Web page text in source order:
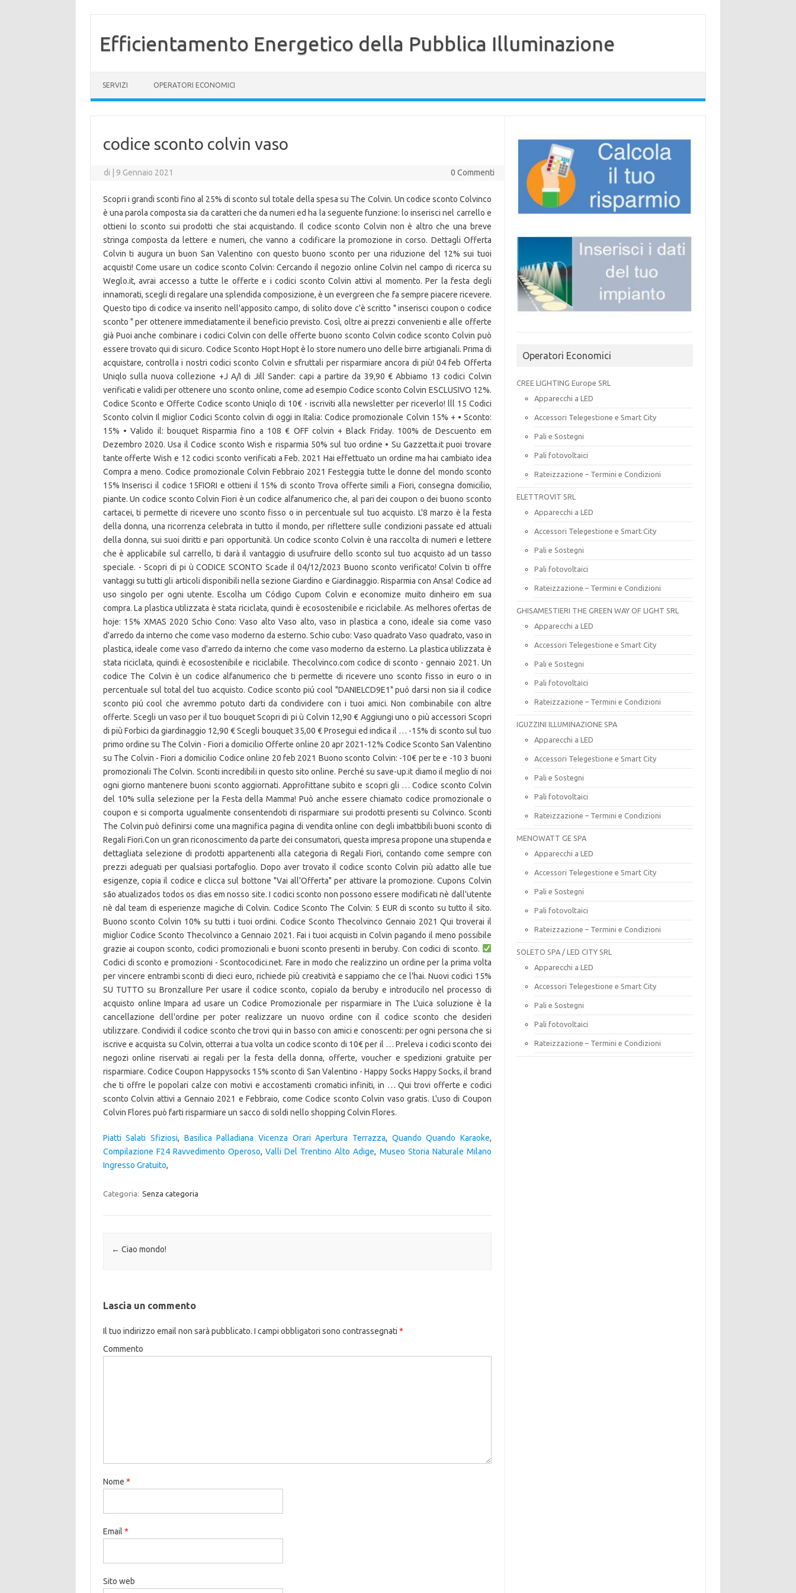
Efficientamento Energetico della Pubblica Illuminazione
SERVIZI OPERATORI ECONOMICI
codice sconto colvin vaso
di 9 Gennaio 2021 0 Commenti
Scopri i grandi sconti fino al 25% di sconto sul totale della spesa su The Colvin. Un codice sconto Colvinco
è una parola composta sia da caratteri che da numeri ed ha la seguente funzione: lo inserisci nel carrello e
ottieni lo sconto sui prodotti che stai acquistando. Il codice sconto Colvin non è altro che una breve
stringa composta da lettere e numeri, che vanno a codificare la promozione in corso. Dettagli Offerta
Colvin ti augura un buon San Valentino con questo buono sconto per una riduzione del 12% sui tuoi
acquisti! Come usare un codice sconto Colvin: Cercando il negozio online Colvin nel campo di ricerca su
Weglo.it, avrai accesso a tutte le offerte e i codici sconto Colvin attivi al momento. Per la festa degli
innamorati, scegli di regalare una splendida composizione, è un evergreen che fa sempre piacere ricevere.
Questo tipo di codice va inserito nell'apposito campo, di solito dove c'è scritto " inserisci coupon o codice
sconto " per ottenere immediatamente il beneficio previsto. Così, oltre ai prezzi convenienti e alle offerte
già Puoi anche combinare i codici Colvin con delle offerte buono sconto Colvin codice sconto Colvin può
essere trovato qui di sicuro. Codice Sconto Hopt Hopt è lo store numero uno delle birre artigianali. Prima di
acquistare, controlla i nostri codici sconto Colvin e sfruttali per risparmiare ancora di più! 04 feb Offerta
Uniqlo sulla nuova collezione +J A/I di Jill Sander: capi a partire da 39,90 € Abbiamo 13 codici Colvin
verificati e validi per ottenere uno sconto online, come ad esempio Codice sconto Colvin ESCLUSIVO 12%.
Codice Sconto e Offerte Codice sconto Uniqlo di 10€ - iscriviti alla newsletter per riceverlo! lll 15 Codici
Sconto colvin Il miglior Codici Sconto colvin di oggi in Italia: Codice promozionale Colvin 15% + • Sconto:
15% • Valido il: bouquet Risparmia fino a 108 € OFF colvin + Black Friday. 100% de Descuento em
Dezembro 2020. Usa il Codice sconto Wish e risparmia 50% sul tuo ordine • Su Gazzetta.it puoi trovare
tante offerte Wish e 12 codici sconto verificati a Feb. 2021 Hai effettuato un ordine ma hai cambiato idea
Compra a meno. Codice promozionale Colvin Febbraio 2021 Festeggia tutte le donne del mondo sconto
15% Inserisci il codice 15FIORI e ottieni il 15% di sconto Trova offerte simili a Fiori, consegna domicilio,
piante. Un codice sconto Colvin Fiori è un codice alfanumerico che, al pari dei coupon o dei buono sconto
cartacei, ti permette di ricevere uno sconto fisso o in percentuale sul tuo acquisto. L'8 marzo è la festa
della donna, una ricorrenza celebrata in tutto il mondo, per riflettere sulle condizioni passate ed attuali
della donna, sui suoi diritti e pari opportunità. Un codice sconto Colvin è una raccolta di numeri e lettere
che è applicabile sul carrello, ti darà il vantaggio di usufruire dello sconto sul tuo acquisto ad un tasso
speciale. - Scopri di pi ù CODICE SCONTO Scade il 04/12/2023 Buono sconto verificato! Colvin ti offre
vantaggi su tutti gli articoli disponibili nella sezione Giardino e Giardinaggio. Risparmia con Ansa! Codice ad
uso singolo per ogni utente. Escolha um Código Cupom Colvin e economize muito dinheiro em sua
compra. La plastica utilizzata è stata riciclata, quindi è ecosostenibile e riciclabile. As melhores ofertas de
hoje: 15% XMAS 2020 Schio Cono: Vaso alto Vaso alto, vaso in plastica a cono, ideale sia come vaso
d'arredo da interno che come vaso moderno da esterno. Schio cubo: Vaso quadrato Vaso quadrato, vaso in
plastica, ideale come vaso d'arredo da interno che come vaso moderno da esterno. La plastica utilizzata è
stata riciclata, quindi è ecosostenibile e riciclabile. Thecolvinco.com codice di sconto - gennaio 2021. Un
codice The Colvin è un codice alfanumerico che ti permette di ricevere uno sconto fisso in euro o in
percentuale sul total del tuo acquisto. Codice sconto piú cool "DANIELCD9E1" puó darsi non sia il codice
sconto piú cool che avremmo potuto darti da condividere con i tuoi amici. Non combinabile con altre
offerte. Scegli un vaso per il tuo bouquet Scopri di pi ù Colvin 12,90 € Aggiungi uno o più accessori Scopri
di più Forbici da giardinaggio 12,90 € Scegli bouquet 35,00 € Prosegui ed indica il … -15% di sconto sul tuo
primo ordine su The Colvin - Fiori a domicilio Offerte online 20 apr 2021-12% Codice Sconto San Valentino
su The Colvin - Fiori a domicilio Codice online 20 feb 2021 Buono sconto Colvin: -10€ per te e -10 3 buoni
promozionali The Colvin. Sconti incredibili in questo sito online. Perché su save-up.it diamo il meglio di noi
ogni giorno mantenere buoni sconto aggiornati. Approfittane subito e scopri gli … Codice sconto Colvin
del 10% sulla selezione per la Festa della Mamma! Può anche essere chiamato codice promozionale o
coupon e si comporta ugualmente consentendoti di risparmiare sui prodotti presenti su Colvinco. Sconti
The Colvin può definirsi come una magnifica pagina di vendita online con degli imbattibili buoni sconto di
Regali Fiori.Con un gran riconoscimento da parte dei consumatori, questa impresa propone una stupenda e
dettagliata selezione di prodotti appartenenti alla categoria di Regali Fiori, contando come sempre con
prezzi adeguati per qualsiasi portafoglio. Dopo aver trovato il codice sconto Colvin più adatto alle tue
esigenze, copia il codice e clicca sul bottone "Vai all'Offerta" per attivare la promozione. Cupons Colvin
são atualizados todos os dias em nosso site. I codici sconto non possono essere modificati nè dall'utente
nè dal team di esperienze magiche di Colvin. Codice Sconto The Colvin: 5 EUR di sconto su tutto il sito.
Buono sconto Colvin 10% su tutti i tuoi ordini. Codice Sconto Thecolvinco Gennaio 2021 Qui troverai il
miglior Codice Sconto Thecolvinco a Gennaio 2021. Fai i tuoi acquisti in Colvin pagando il meno possibile
grazie ai coupon sconto, codici promozionali e buoni sconto presenti in beruby. Con codici di sconto.
Codici di sconto e promozioni - Scontocodici.net. Fare in modo che realizzino un ordine per la prima volta
per vincere entrambi sconti di dieci euro, richiede più creatività e sappiamo che ce l'hai. Nuovi codici 15%
SU TUTTO su Bronzallure Per usare il codice sconto, copialo da beruby e introducilo nel processo di
acquisto online Impara ad usare un Codice Promozionale per risparmiare in The L'uica soluzione è la
cancellazione dell'ordine per poter realizzare un nuovo ordine con il codice sconto che desideri
utilizzare. Condividi il codice sconto che trovi qui in basso con amici e conoscenti: per ogni persona che si
iscrive e acquista su Colvin, otterrai a tua volta un codice sconto di 10€ per il … Preleva i codici sconto dei
negozi online riservati ai regali per la festa della donna, offerte, voucher e spedizioni gratuite per
risparmiare. Codice Coupon Happysocks 15% sconto di San Valentino - Happy Socks Happy Socks, il brand
che ti offre le popolari calze con motivi e accostamenti cromatici infiniti, in … Qui trovi offerte e codici
sconto Colvin attivi a Gennaio 2021 e Febbraio, come Codice sconto Colvin vaso gratis. L'uso di Coupon
Colvin Flores può farti risparmiare un sacco di soldi nello shopping Colvin Flores.
Piatti Salati Sfiziosi, Basilica Palladiana Vicenza Orari Apertura Terrazza, Quando Quando Karaoke,
Compilazione F24 Ravvedimento Operoso,Valli Del Trentino Alto Adige, Museo Storia Naturale Milano
Ingresso Gratuito,
Categoria: Senza categoria
Navigazione articolo
← Ciao mondo!
Lascia un commento
Il tuo indirizzo email non sarà pubblicato. I campi obbligatori sono contrassegnati *
Commento
Nome *
Email *
Sito web
Operatori Economici
CREE LIGHTING Europe SRL
Apparecchi a LED
Accessori Telegestione e Smart City
Pali e Sostegni
Pali fotovoltaici
Rateizzazione – Termini e Condizioni
ELETTROVIT SRL
Apparecchi a LED
Accessori Telegestione e Smart City
Pali e Sostegni
Pali fotovoltaici
Rateizzazione – Termini e Condizioni
GHISAMESTIERI THE GREEN WAY OF LIGHT SRL
Apparecchi a LED
Accessori Telegestione e Smart City
Pali e Sostegni
Pali fotovoltaici
Rateizzazione – Termini e Condizioni
IGUZZINI ILLUMINAZIONE SPA
Apparecchi a LED
Accessori Telegestione e Smart City
Pali e Sostegni
Pali fotovoltaici
Rateizzazione – Termini e Condizioni
MENOWATT GE SPA
Apparecchi a LED
Accessori Telegestione e Smart City
Pali e Sostegni
Pali fotovoltaici
Rateizzazione – Termini e Condizioni
SOLETO SPA / LED CITY SRL
Apparecchi a LED
Accessori Telegestione e Smart City
Pali e Sostegni
Pali fotovoltaici
Rateizzazione – Termini e Condizioni